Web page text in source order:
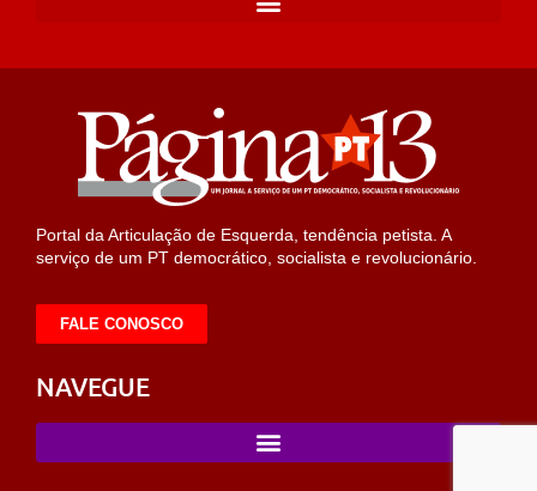
Portal da Articulação de Esquerda, tendência petista. A
serviço de um PT democrático, socialista e revolucionário.
FALE CONOSCO
NAVEGUE